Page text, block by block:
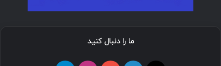
ما را دنبال کنید